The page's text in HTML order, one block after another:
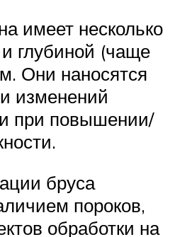
имеет несколько
глубиной (чаще
Они наносятся
изменений
при повышении/
бруса
пороков,
обработки на